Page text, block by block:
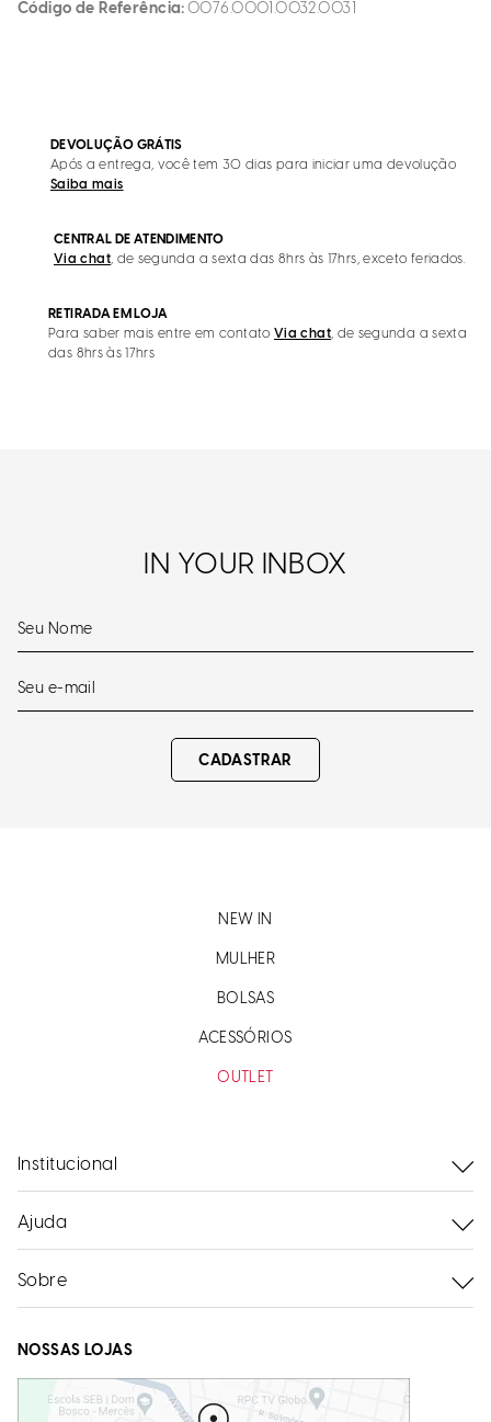
Código de Referência 0076.0001.0032.0031
DEVOLUÇÃO GRÁTIS
Após a entrega, você tem 30 dias para iniciar uma devolução
Saiba mais
CENTRAL DE ATENDIMENTO
Via chat, de segunda a sexta das 8hrs às 17hrs, exceto feriados.
RETIRADA EM LOJA
Para saber mais entre em contato Via chat, de segunda a sexta
das 8hrs às 17hrs
IN YOUR INBOX
CADASTRAR
NEW IN
MULHER
BOLSAS
ACESSÓRIOS
OUTLET
Institucional
Ajuda
Sobre
NOSSAS LOJAS